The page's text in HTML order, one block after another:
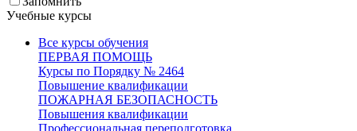
Учебные курсы
Все курсы обучения
ПЕРВАЯ ПОМОЩЬ
Курсы по Порядку № 2464
Повышение квалификации
ПОЖАРНАЯ БЕЗОПАСНОСТЬ
Повышения квалификации
Профессиональная переподготовка